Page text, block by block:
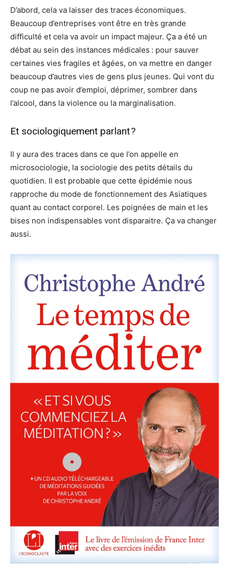
D’abord, cela va laisser des traces économiques.
Beaucoup d’entreprises vont être en très grande
difficulté et cela va avoir un impact majeur. Ça a été un
débat au sein des instances médicales : pour sauver
certaines vies fragiles et âgées, on va mettre en danger
beaucoup d’autres vies de gens plus jeunes. Qui vont du
coup ne pas avoir d’emploi, déprimer, sombrer dans
l’alcool, dans la violence ou la marginalisation.
Et sociologiquement parlant ?
Il y aura des traces dans ce que l’on appelle en
microsociologie, la sociologie des petits détails du
quotidien. Il est probable que cette épidémie nous
rapproche du mode de fonctionnement des Asiatiques
quant au contact corporel. Les poignées de main et les
bises non indispensables vont disparaitre. Ça va changer
aussi.